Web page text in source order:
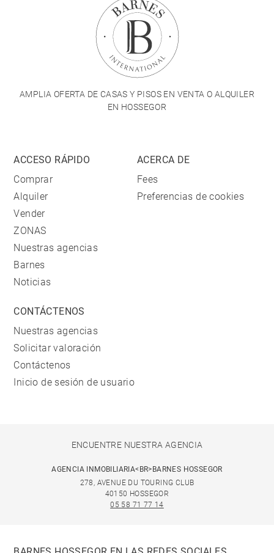
AMPLIA OFERTA DE CASAS Y PISOS EN VENTA O ALQUILER
EN HOSSEGOR
ACCESO RÁPIDO
Comprar
Alquiler
Vender
ZONAS
Nuestras agencias
Barnes
Noticias
ACERCA DE
Fees
Preferencias de cookies
CONTÁCTENOS
Nuestras agencias
Solicitar valoración
Contáctenos
Inicio de sesión de usuario
ENCUENTRE NUESTRA AGENCIA
AGENCIA INMOBILIARIA<BR>BARNES HOSSEGOR
278, AVENUE DU TOURING CLUB
40150 HOSSEGOR
05 58 71 77 14